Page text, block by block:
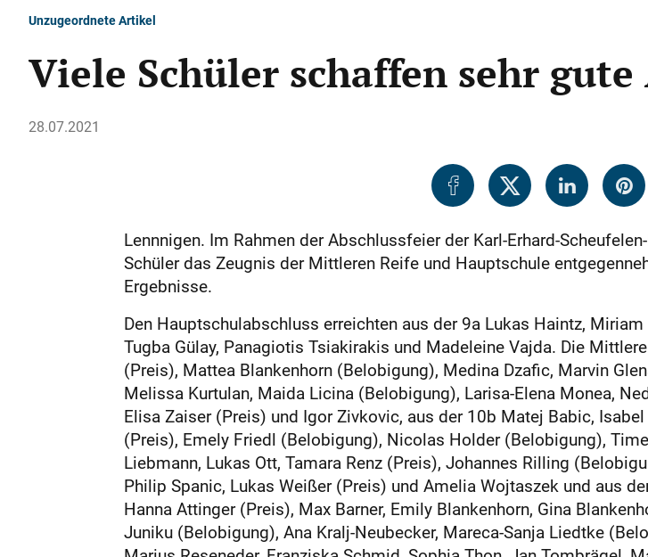
Unzugeordnete Artikel
Viele Schüler schaffen sehr gute
28.07.2021
Lennnigen. Im Rahmen der Abschlussfeier der Karl-Erhard-
Schüler das Zeugnis der Mittleren Reife und Hauptschule
Ergebnisse.
Den Hauptschulabschluss erreichten aus der 9a Lukas Haintz,
Tugba Gülay, Panagiotis Tsiakirakis und Madeleine Vajda. Die
(Preis), Mattea Blankenhorn (Belobigung), Medina Dzafic, Marvin
Melissa Kurtulan, Maida Licina (Belobigung), Larisa-Elena Monea,
Elisa Zaiser (Preis) und Igor Zivkovic, aus der 10b Matej Babic,
(Preis), Emely Friedl (Belobigung), Nicolas Holder (Belobigung),
Liebmann, Lukas Ott, Tamara Renz (Preis), Johannes Rilling
Philip Spanic, Lukas Weißer (Preis) und Amelia Wojtaszek und aus
Hanna Attinger (Preis), Max Barner, Emily Blankenhorn, Gina
Juniku (Belobigung), Ana Kralj-Neubecker, Mareca-Sanja Liedtke